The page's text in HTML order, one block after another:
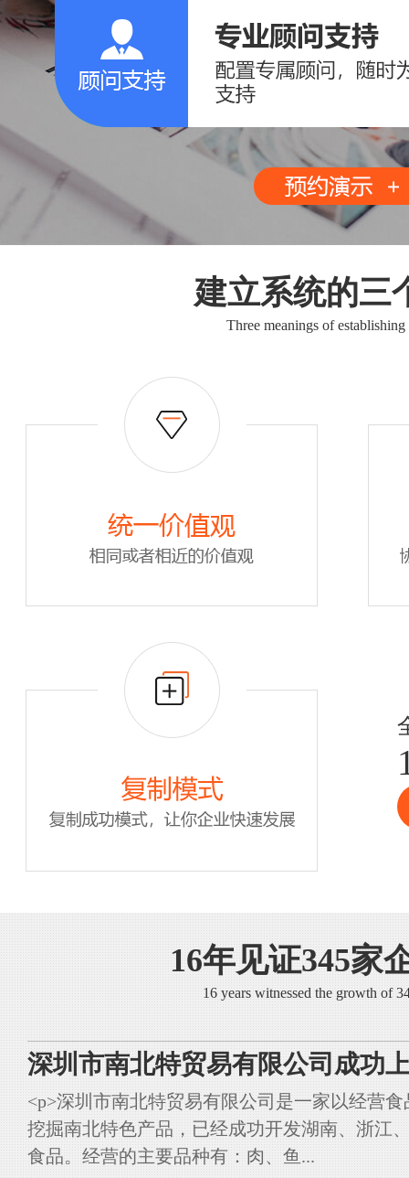
建立系统的三
Three meanings of establishing
16年见证345家
16 years witnessed the growth of
深圳市南北特贸易有限公司成功
<p>深圳市南北特贸易有限公司是一家以经营
挖掘南北特色产品，已经成功开发湖南、浙江
食品。经营的主要品种有：肉、鱼...